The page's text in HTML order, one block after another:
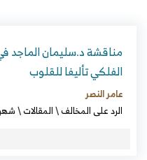
مناقشة د.سليمان الماجد
الفلكي تأليفا للقلوب
عامر النصر
الرد على المخالف\المقالات\